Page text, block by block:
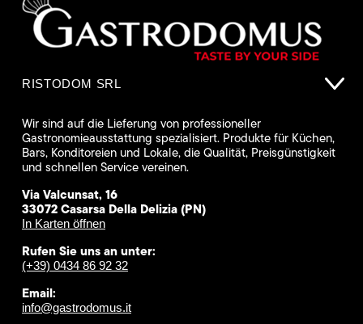
RISTODOM SRL
Wir sind auf die Lieferung von professioneller
Gastronomieausstattung spezialisiert. Produkte für Küchen,
Bars, Konditoreien und Lokale, die Qualität, Preisgünstigkeit
und schnellen Service vereinen.
Via Valcunsat, 16
33072 Casarsa Della Delizia (PN)
In Karten öffnen
Rufen Sie uns an unter:
(+39) 0434 86 92 32
Email:
info@gastrodomus.it